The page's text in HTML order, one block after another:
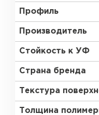
Профиль
Производитель
Стойкость к УФ
Страна бренда
Текстура
Толщина